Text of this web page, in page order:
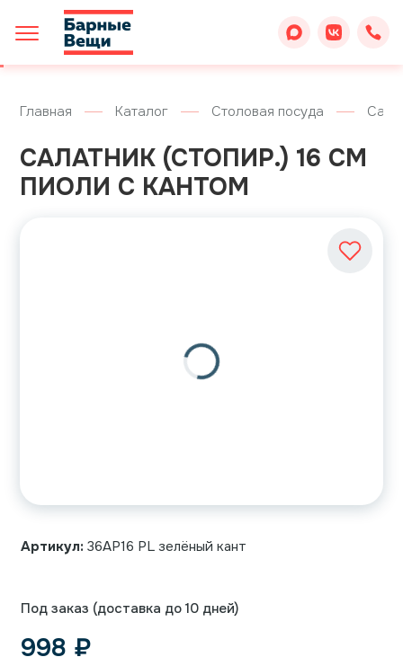
Главная Каталог Столовая посуда
САЛАТНИК (СТОПИР.) 16 СМ
ПИОЛИ С КАНТОМ
Артикул: 36AP16 PL зелёный кант
Под заказ (доставка до 10 дней)
998 ₽